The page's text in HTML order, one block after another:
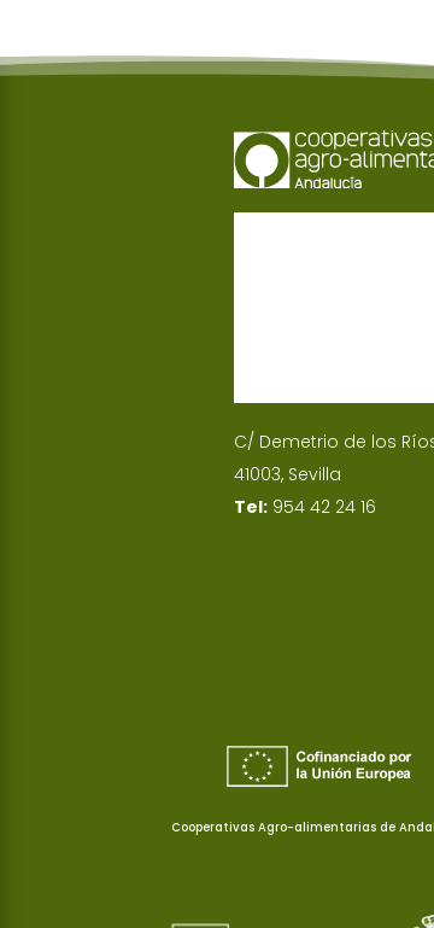
C/ Demetrio de los
41003, Sevilla
Tel: 954 42 24 16
Cooperativas Agro-alimentarias de